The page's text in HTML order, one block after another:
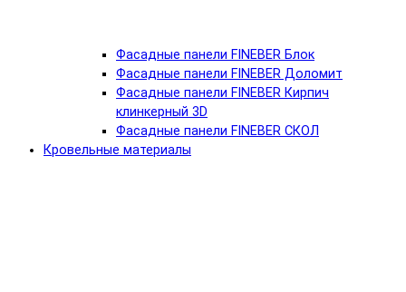
Фасадные панели FINEBER Блок
Фасадные панели FINEBER Доломит
Фасадные панели FINEBER Кирпич
клинкерный 3D
Фасадные панели FINEBER СКОЛ
Кровельные материалы